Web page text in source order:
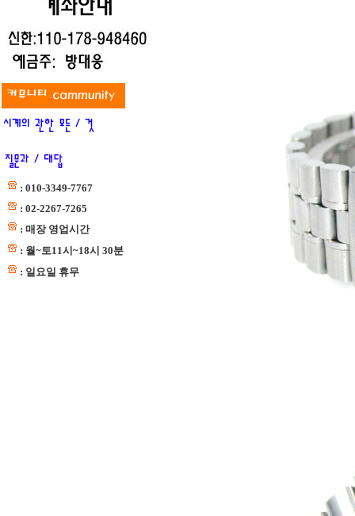
: 010-3349-7767
: 02-2267-7265
: 매장 영업시간
: 월~토11시~18시 30분
: 일요일 휴무